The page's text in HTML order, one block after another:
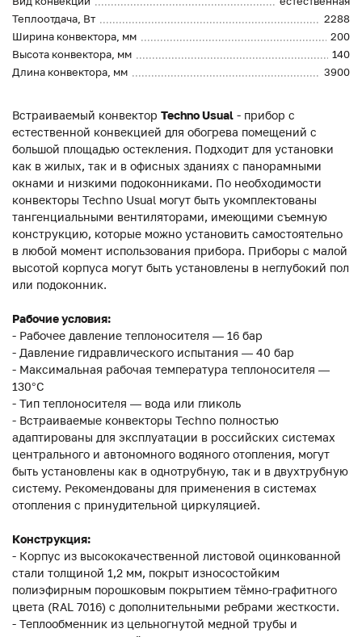
Теплоотдача, Вт
2288
Ширина конвектора, мм
200
Высота конвектора, мм
140
Длина конвектора, мм
3900
Встраиваемый конвектор Techno Usual - прибор с
естественной конвекцией для обогрева помещений с
большой площадью остекления. Подходит для установки
как в жилых, так и в офисных зданиях с панорамными
окнами и низкими подоконниками. По необходимости
конвекторы Techno Usual могут быть укомплектованы
тангенциальными вентиляторами, имеющими съемную
конструкцию, которые можно установить самостоятельно
в любой момент использования прибора. Приборы с малой
высотой корпуса могут быть установлены в неглубокий пол
или подоконник.
Рабочие условия:
- Рабочее давление теплоносителя — 16 бар
- Давление гидравлического испытания — 40 бар
- Максимальная рабочая температура теплоносителя —
130°С
- Тип теплоносителя — вода или гликоль
- Встраиваемые конвекторы Techno полностью
адаптированы для эксплуатации в российских системах
центрального и автономного водяного отопления, могут
быть установлены как в однотрубную, так и в двухтрубную
систему. Рекомендованы для применения в системах
отопления с принудительной циркуляцией.
Конструкция:
- Корпус из высококачественной листовой оцинкованной
стали толщиной 1,2 мм, покрыт износостойким
полиэфирным порошковым покрытием тёмно-графитного
цвета (RAL 7016) с дополнительными ребрами жесткости.
- Теплообменник из цельногнутой медной трубы и